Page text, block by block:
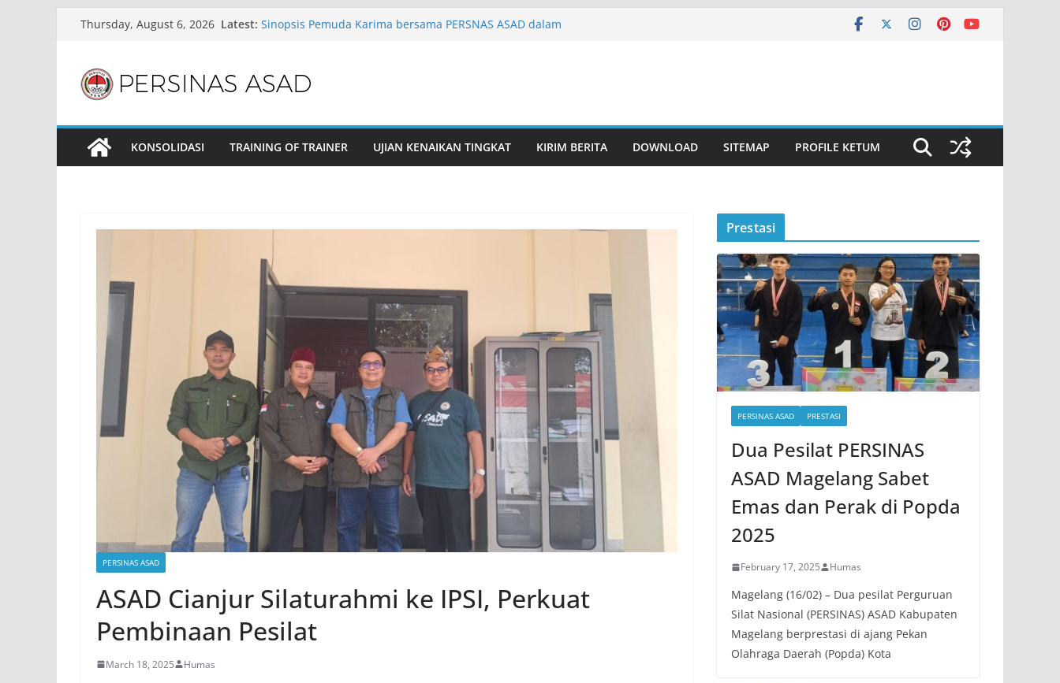
Thursday, August 6, 2026 Latest: Sinopsis Pemuda Karima bersama PERSNAS ASAD dalam
ASAD Siapkan Ratusan Pesilat Meriahkan Flash Mob Pencak
ASAD Tirawuta Gelar Latihan Rutin Seni Beladiri, Perkuat
Pembinaan Pesilat Sejak Usia Dini
KONSOLIDASI TRAINING OF TRAINER UJIAN KENAIKAN TINGKAT KIRIM BERITA DOWNLOAD SITEMAP PROFILE KETUM
PERSINAS ASAD
ASAD Cianjur Silaturahmi ke IPSI, Perkuat
Pembinaan Pesilat
March 18, 2025 Humas
Prestasi
PERSINAS ASAD PRESTASI
Dua Pesilat PERSINAS
ASAD Magelang Sabet
Emas dan Perak di Popda
2025
February 17, 2025 Humas
Magelang (16/02) – Dua pesilat Perguruan
Silat Nasional (PERSINAS) ASAD Kabupaten
Magelang berprestasi di ajang Pekan
Olahraga Daerah (Popda) Kota